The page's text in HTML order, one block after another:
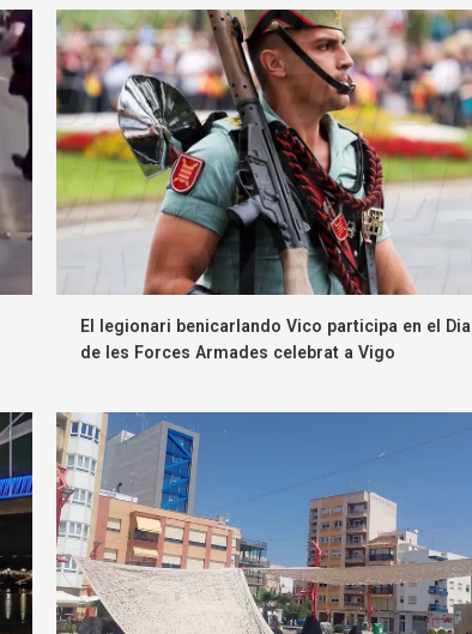
El legionari benicarlando Vico participa en el Dia
de les Forces Armades celebrat a Vigo